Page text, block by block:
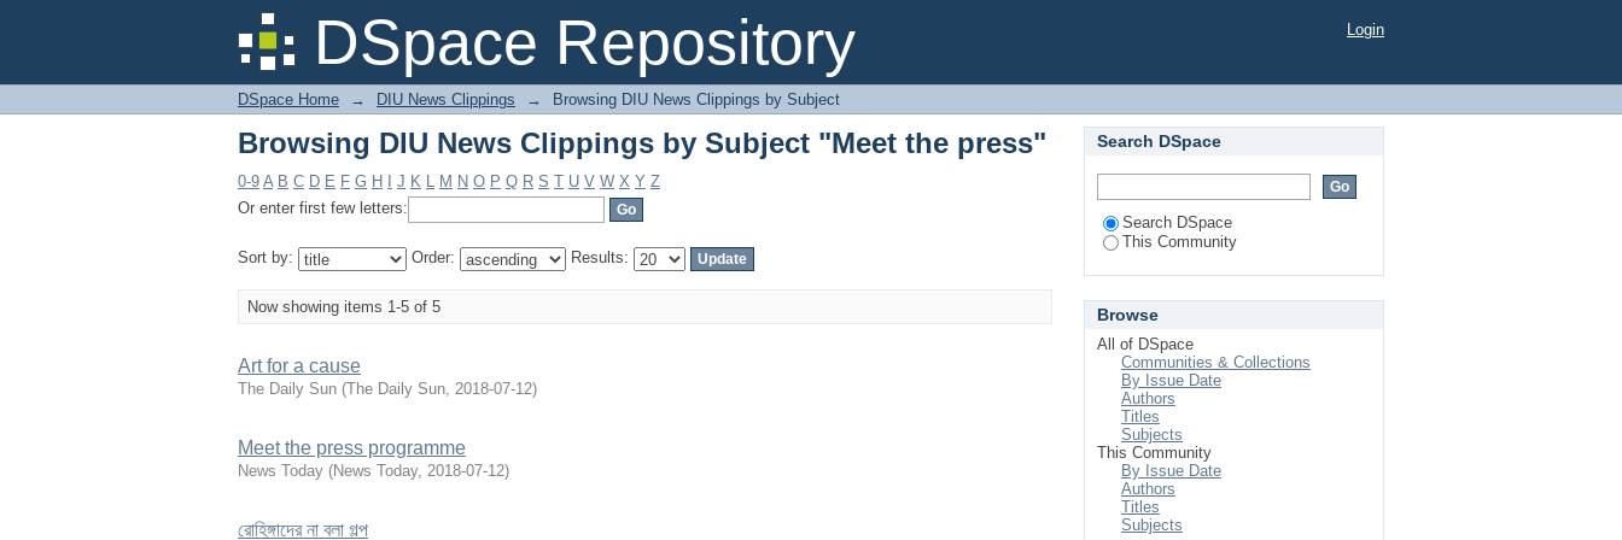
DSpace Repository
Browsing DIU News Clippings by Subject "Meet the press" Login
DSpace Home → DIU News Clippings → Browsing DIU News Clippings by Subject
Browsing DIU News Clippings by Subject "Meet the press"
0-9 A B C D E F G H J K L M N O P Q R S T U V W X Y Z
Or enter first few letters:
Sort by: Order: Results:
Now showing items 1-5 of 5
Art for a cause
The Daily Sun (The Daily Sun, 2018-07-12)
Meet the press programme
News Today (News Today, 2018-07-12)
রোহিঙ্গাদের না বলা গল্প
Search DSpace
Search DSpace
This Community
Browse
All of DSpace
Communities & Collections
By Issue Date
Authors
Titles
Subjects
This Community
By Issue Date
Authors
Titles
Subjects